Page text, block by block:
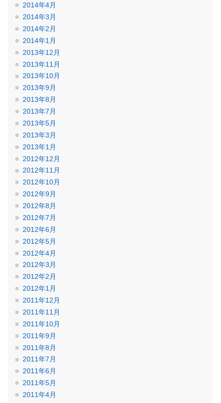
2014年4月
2014年3月
2014年2月
2014年1月
2013年12月
2013年11月
2013年10月
2013年9月
2013年8月
2013年7月
2013年5月
2013年3月
2013年1月
2012年12月
2012年11月
2012年10月
2012年9月
2012年8月
2012年7月
2012年6月
2012年5月
2012年4月
2012年3月
2012年2月
2012年1月
2011年12月
2011年11月
2011年10月
2011年9月
2011年8月
2011年7月
2011年6月
2011年5月
2011年4月